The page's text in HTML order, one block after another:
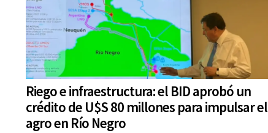
Riego e infraestructura: el BID aprobó un
crédito de U$S 80 millones para impulsar el
agro en Río Negro